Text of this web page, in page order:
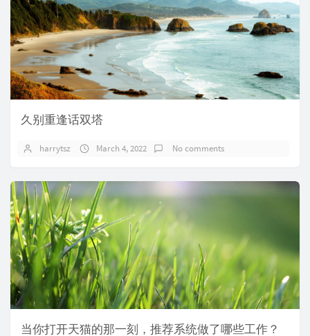
久别重逢话双塔
harrytsz March 4, 2022 No comments
当你打开天猫的那一刻，推荐系统做了哪些工作？